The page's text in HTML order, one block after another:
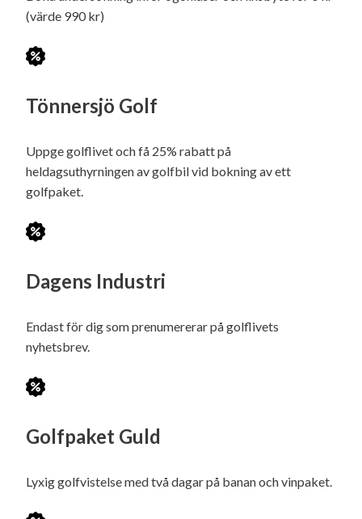
(värde 990 kr)
Tönnersjö Golf
Uppge golflivet och få 25% rabatt på
heldagsuthyrningen av golfbil vid bokning av ett
golfpaket.
Dagens Industri
Endast för dig som prenumererar på golflivets
nyhetsbrev.
Golfpaket Guld
Lyxig golfvistelse med två dagar på banan och vinpaket.